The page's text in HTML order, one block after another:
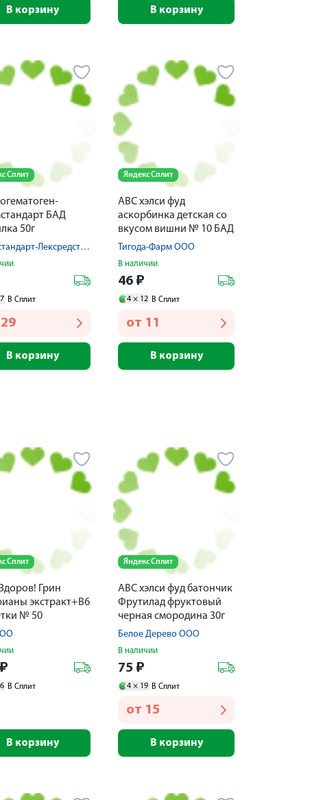
В корзину В корзину
Сплит
БАД
50г
Фармстандарт-Лексредства ОАО
В Сплит
29
В корзину
Яндекс Сплит
АВС хэлси фуд
аскорбинка детская со
вкусом вишни № 10 БАД
Тигода-Фарм ООО
В наличии
46 ₽
4 × 12 В Сплит
от 11
В корзину
Сплит
Грин
экстракт+В6
№ 50
₽
В Сплит
В корзину
Яндекс Сплит
АВС хэлси фуд батончик
Фрутилад фруктовый
черная смородина 30г
Белое Дерево ООО
В наличии
75 ₽
4 × 19 В Сплит
от 15
В корзину